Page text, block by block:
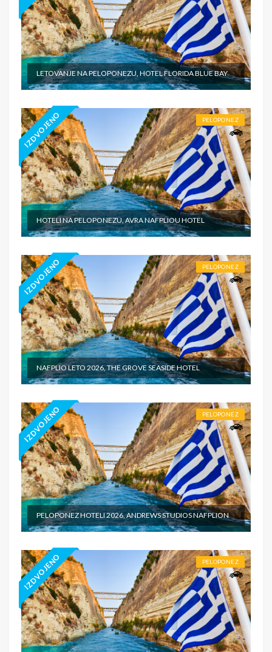
LETOVANJE NA PELOPONEZU, HOTEL FLORIDA BLUE BAY
IZDVOJENO PELOPONEZ
HOTELI NA PELOPONEZU, AVRA NAFPLIOU HOTEL
IZDVOJENO PELOPONEZ
NAFPLIO LETO 2026, THE GROVE SEASIDE HOTEL
IZDVOJENO PELOPONEZ
PELOPONEZ HOTELI 2026, ANDREWS STUDIOS NAFPLION
IZDVOJENO PELOPONEZ